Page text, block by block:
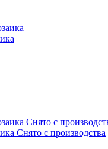
Снято с производства